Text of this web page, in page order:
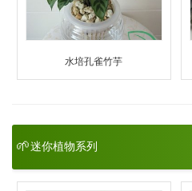
水培孔雀竹芋
🌱迷你植物系列